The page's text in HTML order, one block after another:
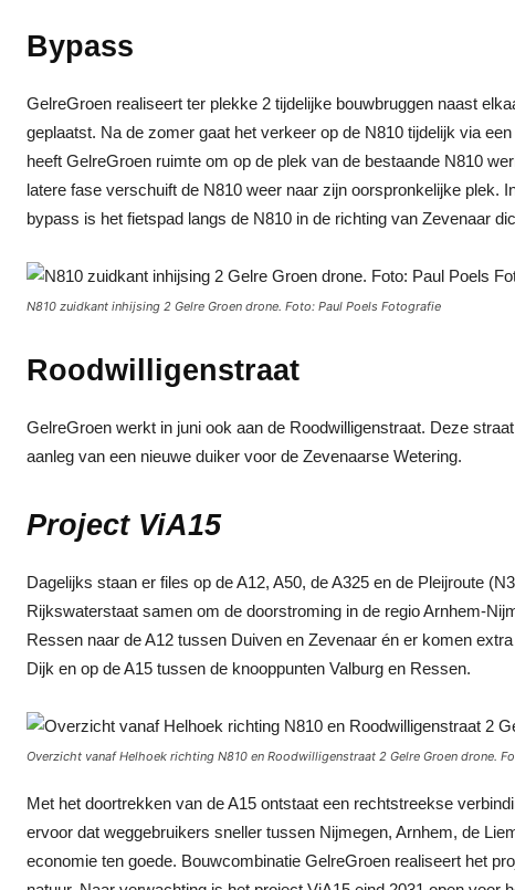
Bypass
GelreGroen realiseert ter plekke 2 tijdelijke bouwbruggen naast
geplaatst. Na de zomer gaat het verkeer op de N810 tijdelijk via
heeft GelreGroen ruimte om op de plek van de bestaande N810
latere fase verschuift de N810 weer naar zijn oorspronkelijke plek.
bypass is het fietspad langs de N810 in de richting van Zevenaar
N810 zuidkant inhijsing 2 Gelre Groen drone. Foto: Paul Poels Fotografie
Roodwilligenstraat
GelreGroen werkt in juni ook aan de Roodwilligenstraat. Deze
aanleg van een nieuwe duiker voor de Zevenaarse Wetering.
Project ViA15
Dagelijks staan er files op de A12, A50, de A325 en de Pleijroute
Rijkswaterstaat samen om de doorstroming in de regio Arnhem-
Ressen naar de A12 tussen Duiven en Zevenaar én er komen
Dijk en op de A15 tussen de knooppunten Valburg en Ressen.
Overzicht vanaf Helhoek richting N810 en Roodwilligenstraat 2 Gelre Groen drone.
Met het doortrekken van de A15 ontstaat een rechtstreekse
ervoor dat weggebruikers sneller tussen Nijmegen, Arnhem, de
economie ten goede. Bouwcombinatie GelreGroen realiseert het